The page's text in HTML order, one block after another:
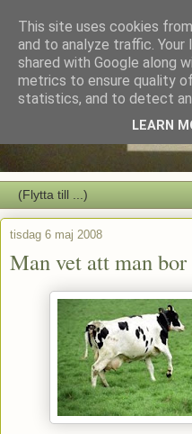
tisdag 6 maj 2008
Man vet att man
This site uses cookies
and to analyze traffic. Your
shared with Google along
metrics to ensure quality
statistics, and to detect
LEARN